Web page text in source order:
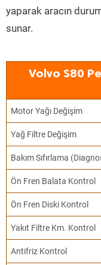
yaparak aracın
sunar.
Volvo S80
Motor Yağı Değişim
Yağ Filtre Değişim
Bakım Sıfırlama
Ön Fren Balata Kontrol
Ön Fren Diski Kontrol
Yakıt Filtre Km. Kontrol
Antifriz Kontrol